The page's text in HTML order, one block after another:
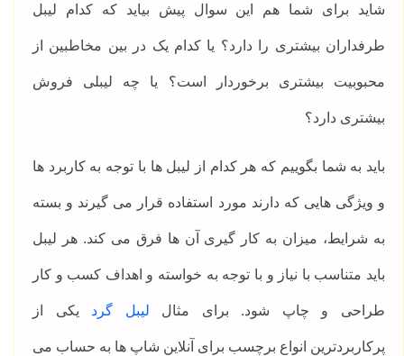
شاید برای شما هم این سوال پیش بیاید که کدام لیبل
طرفداران بیشتری را دارد؟ یا کدام یک در بین مخاطبین از
محبوبیت بیشتری برخوردار است؟ یا چه لیبلی فروش
بیشتری دارد؟
باید به شما بگوییم که هر کدام از لیبل ها با توجه به کاربرد ها
و ویژگی هایی که دارند مورد استفاده قرار می گیرند و بسته
به شرایط، میزان به کار گیری آن ها فرق می کند. هر لیبل
باید متناسب با نیاز و با توجه به خواسته و اهداف کسب و کار
طراحی و چاپ شود. برای مثال لیبل گرد یکی از
پرکاربردترین انواع برچسب برای آنلاین شاپ ها به حساب می